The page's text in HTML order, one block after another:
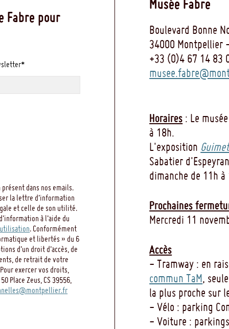
Degas -
139
del Museo
- [2005]
- 28
XIXe siècle
Yamaguchi,
7
Versailles,
Fabre pour
dans nos emails.
la lettre d’information
et celle de son utilité.
à l’aide du
. Conformément
et libertés » du 6
d’un droit d’accès, de
de retrait de votre
exercer vos droits,
Place Zeus, CS 39556,
Musée Fabre
Boulevard Bonne
34000 Montpellier
+33 (0)4 67 14 83
Horaires : Le
à 18h.
L'exposition
Sabatier
dimanche de 11h à
Prochaines
Mercredi 11
Accès
- Tramway : en
commun TaM,
la plus proche sur
- Vélo : parking
- Voiture :